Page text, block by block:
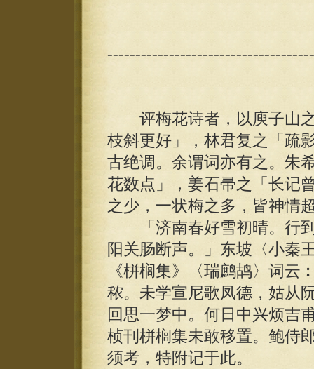
评梅花诗者，以庾子山之
枝斜更好」，林君复之「疏
古绝调。余谓词亦有之。朱
花数点」，姜石帚之「长记
之少，一状梅之多，皆神情
「济南春好雪初晴。行到
阳关肠断声。」东坡〈小秦
《栟榈集》〈瑞鹧鸪〉词云
秾。未学宣尼歌凤德，姑从
回思一梦中。何日中兴烦吉
桢刊栟榈集未敢移置。鲍侍
须考，特附记于此。